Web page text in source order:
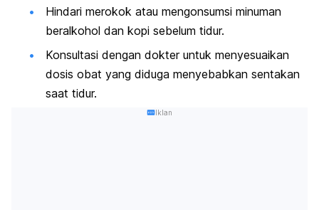
Hindari merokok atau mengonsumsi minuman
beralkohol dan kopi sebelum tidur.
Konsultasi dengan dokter untuk menyesuaikan
dosis obat yang diduga menyebabkan sentakan
saat tidur.
Iklan